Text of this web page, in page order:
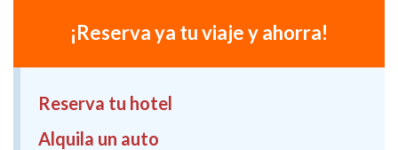
¡Reserva ya tu viaje y ahorra!
Reserva tu hotel
Alquila un auto